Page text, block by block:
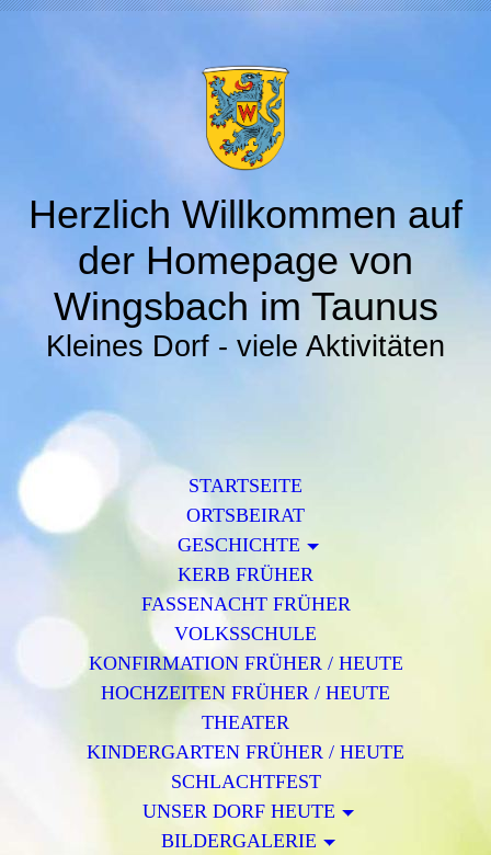
Herzlich Willkommen auf
der Homepage von
Wingsbach im Taunus
Kleines Dorf - viele Aktivitäten
STARTSEITE
ORTSBEIRAT
GESCHICHTE
KERB FRÜHER
FASSENACHT FRÜHER
VOLKSSCHULE
KONFIRMATION FRÜHER / HEUTE
HOCHZEITEN FRÜHER / HEUTE
THEATER
KINDERGARTEN FRÜHER / HEUTE
SCHLACHTFEST
UNSER DORF HEUTE
BILDERGALERIE